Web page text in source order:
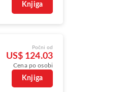
Knjiga
Počni od
US$ 124.03
Cena po osobi
Knjiga